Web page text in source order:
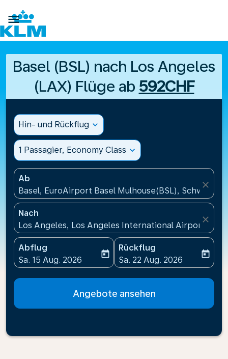

Basel (BSL) nach Los Angeles
(LAX) Flüge ab 592CHF
Hin- und Rückflug expand_more
1 Passagier, Economy Class expand_more
Ab
Basel, EuroAirport Basel Mulhouse(BSL), Schweiz
close
Nach
Los Angeles, Los Angeles International
close
Abflug
fc-booking-departure-date-aria-label
Sa. 15 Aug. 2026
today
Rückflug
fc-booking-return-date-
Sa. 22 Aug. 2026
today
Angebote ansehen